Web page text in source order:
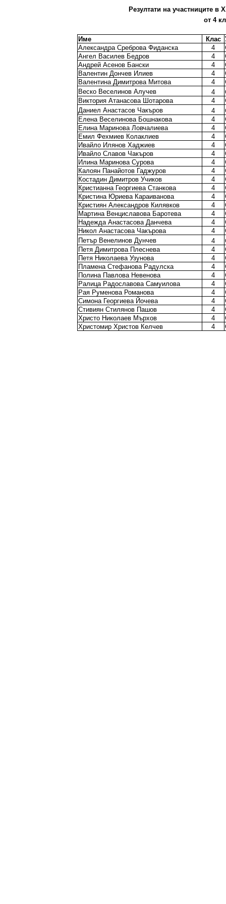
Резултати на участниците в
от 4
Име Клас
Александра Среброва Фиданска
4
Ангел Василев Бедров
4
Андрей Асенов Бански
4
Валентин Дончев Илиев
4
Валентина Димитрова Митова
4
Веско Веселинов Алучев
4
Виктория Атанасова Шотарова
4
Даниел Анастасов Чакъров
4
Елена Веселинова Бошнакова
4
Елина Маринова Ловчалиева
4
Емил Фехмиев Колаклиев
4
Ивайло Илянов Хаджиев
4
Ивайло Славов Чакъров
4
Илина Маринова Сурова
4
Калоян Панайотов Гаджуров
4
Костадин Димитров Учиков
4
Кристианна Георгиева Станкова
4
Кристина Юриева Караиванова
4
Кристиян Александров Килявков
4
Мартина Венциславова Баротева
4
Надежда Анастасова Данчева
4
Никол Анастасова Чакърова
4
Петър Венелинов Дунчев
4
Петя Димитрова Плеснева
4
Петя Николаева Узунова
4
Пламена Стефанова Радулска
4
Полина Павлова Невенова
4
Ралица Радославова Самуилова
4
Рая Руменова Романова
4
Симона Георгиева Йочева
4
Стивиян Стилянов Пашов
4
Христо Николаев Мърхов
4
Христомир Христов Келчев
4